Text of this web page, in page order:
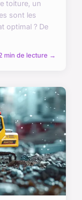
toiture, un
sont les
optimal ? De
min de lecture →